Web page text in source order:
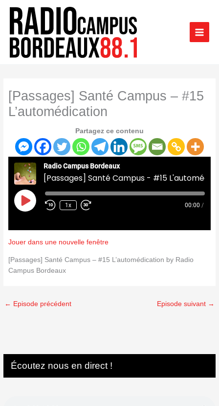
contenu
[Passages] Santé Campus – #15
L’automédication
Partagez ce contenu
Radio Campus Bordeaux
Play
Episode
1x 00:00 /
Jouer dans une nouvelle fenêtre
[Passages] Santé Campus – #15 L’automédication by Radio
Campus Bordeaux
← Episode précédent Episode suivant →
Écoutez nous en direct !